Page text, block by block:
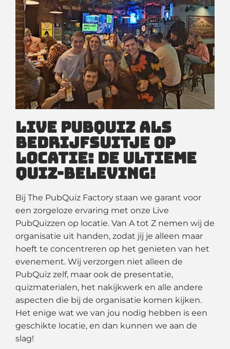
Live PubQuiz als
bedrijfsuitje op
locatie: de ultieme
quiz-beleving!
Bij The PubQuiz Factory staan we garant voor
een zorgeloze ervaring met onze Live
PubQuizzen op locatie. Van A tot Z nemen wij de
organisatie uit handen, zodat jij je alleen maar
hoeft te concentreren op het genieten van het
evenement. Wij verzorgen niet alleen de
PubQuiz zelf, maar ook de presentatie,
quizmaterialen, het nakijkwerk en alle andere
aspecten die bij de organisatie komen kijken.
Het enige wat we van jou nodig hebben is een
geschikte locatie, en dan kunnen we aan de
slag!